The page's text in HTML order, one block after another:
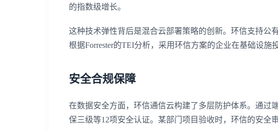
的指数级增长。
这种技术弹性背后是混合云部署策略的创新。环信支持公
根据Forrester的TEI分析，采用环信方案的企业在基础设施
安全合规保障
在数据安全方面，环信通信云构建了多层防护体系。通过
保三级等12项安全认证。某部门项目验收时，环信的安全